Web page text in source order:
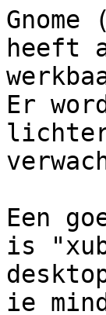
heeft
Er
lichter
Een
is
ie